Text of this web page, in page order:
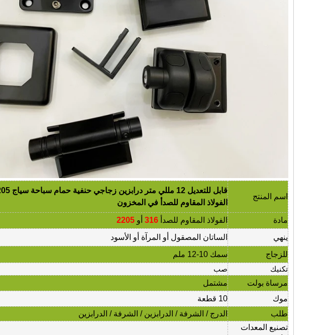
اسم المنتج
الفولاذ المقاوم للصدأ في المخزون
مادة الفولاذ المقاوم للصدأ 316 أو 2205
ينهي
الساتان المصقول أو المرآة أو الأسود
للزجاج
سمك 10-12 ملم
تكنيك صب
مرساة بولت
مشتمل
موك
10 قطعة
طلب
الدرج / الشرفة / الدرابزين / الشرفة / الدرابزين
تصنيع المعدات